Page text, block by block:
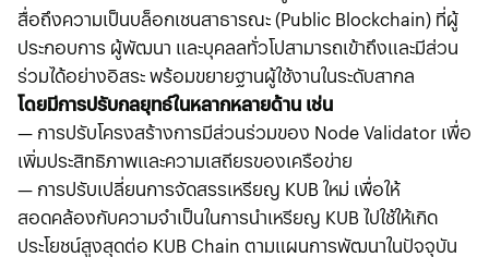
สื่อถึงความเป็นบล็อกเชนสาธารณะ (Public Blockchain) ที่ผู้
ประกอบการ ผู้พัฒนา และบุคลลทั่วโปสามารถเข้าถึงและมีส่วน
ร่วมได้อย่างอิสระ พร้อมขยายฐานผู้ใช้งานในระดับสากล
โดยมีการปรับกลยุทธ์ในหลากหลายด้าน เช่น
— การปรับโครงสร้างการมีส่วนร่วมของ Node Validator เพื่อ
เพิ่มประสิทธิภาพและความเสถียรของเครือข่าย
— การปรับเปลี่ยนการจัดสรรเหรียญ KUB ใหม่ เพื่อให้
สอดคล้องกับความจำเป็นในการนำเหรียญ KUB ไปใช้ให้เกิด
ประโยชน์สูงสุดต่อ KUB Chain ตามแผนการพัฒนาในปัจจุบัน